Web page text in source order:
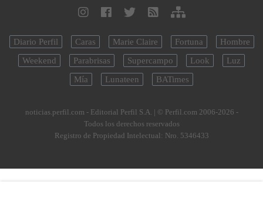
Diario Perfil Caras Marie Claire Fortuna
Hombre
Weekend
Parabrisas Supercampo Look
Luz
Mía
Lunateen BATimes
noticias.perfil.com - Editorial Perfil S.A. | © Perfil.com 2006-2026 -
Todos los derechos reservados
Registro de Propiedad Intelectual: Nro. 5346433